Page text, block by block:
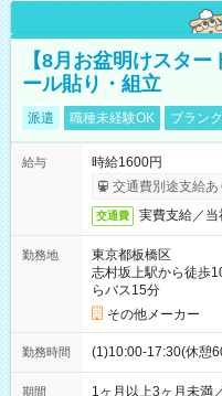
【8月お盆明けスタ
ール貼り・組立
派遣 職種未経験OK ブラン
給与
時給1600円
交通費別途支給あ
交通費 実費支給／当
勤務地
東京都板橋区
志村坂上駅から徒歩
らバス15分
その他メーカー
勤務時間 (1)10:00-17:30(休憩
期間 1ヶ月以上3ヶ月未満